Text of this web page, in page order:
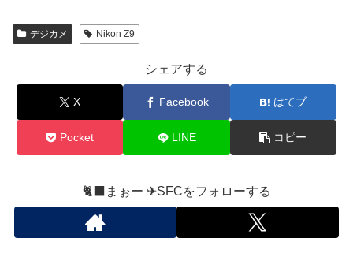
デジカメ Nikon Z9
シェアする
X Facebook はてブ
Pocket LINE コピー
🐈‍⬛まぉー ✈︎SFCをフォローする